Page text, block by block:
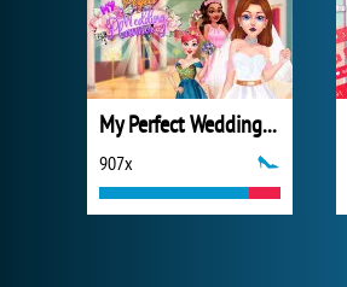
My Perfect Wedding Planner
907x